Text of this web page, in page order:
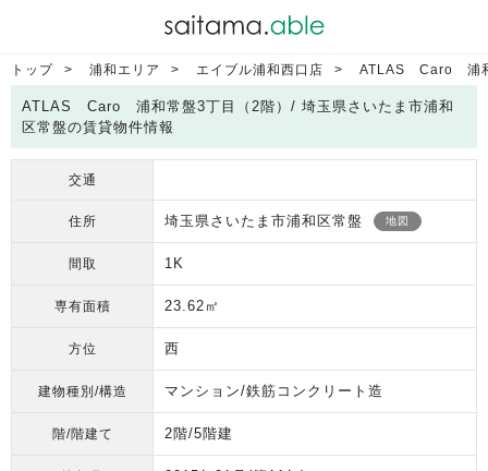
トップ 浦和エリア エイブル浦和西口店 ATLAS Caro 浦
ATLAS Caro 浦和常盤3丁目（2階）/ 埼玉県さいたま市浦和
区常盤の賃貸物件情報
交通
住所 埼玉県さいたま市浦和区常盤 地図
間取 1K
専有面積 23.62㎡
方位 西
建物種別/構造 マンション/鉄筋コンクリート造
階/階建て 2階/5階建